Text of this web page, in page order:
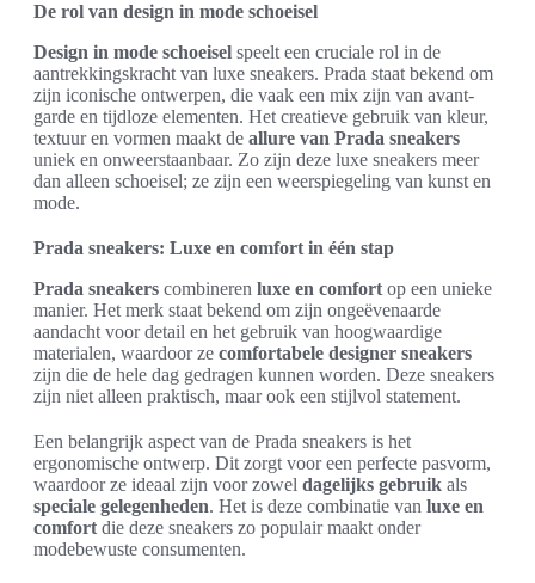
De rol van design in mode schoeisel
Design in mode schoeisel speelt een cruciale rol in de
aantrekkingskracht van luxe sneakers. Prada staat bekend om
zijn iconische ontwerpen, die vaak een mix zijn van avant-
garde en tijdloze elementen. Het creatieve gebruik van kleur,
textuur en vormen maakt de allure van Prada sneakers
uniek en onweerstaanbaar. Zo zijn deze luxe sneakers meer
dan alleen schoeisel; ze zijn een weerspiegeling van kunst en
mode.
Prada sneakers: Luxe en comfort in één stap
Prada sneakers combineren luxe en comfort op een unieke
manier. Het merk staat bekend om zijn ongeëvenaarde
aandacht voor detail en het gebruik van hoogwaardige
materialen, waardoor ze comfortabele designer sneakers
zijn die de hele dag gedragen kunnen worden. Deze sneakers
zijn niet alleen praktisch, maar ook een stijlvol statement.
Een belangrijk aspect van de Prada sneakers is het
ergonomische ontwerp. Dit zorgt voor een perfecte pasvorm,
waardoor ze ideaal zijn voor zowel dagelijks gebruik als
speciale gelegenheden. Het is deze combinatie van luxe en
comfort die deze sneakers zo populair maakt onder
modebewuste consumenten.